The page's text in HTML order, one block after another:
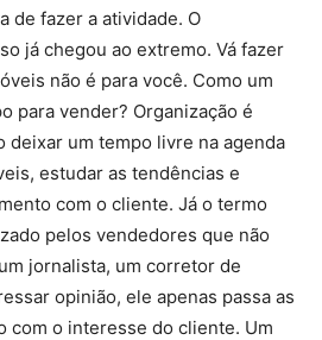
de fazer a atividade. O
já chegou ao extremo. Vá fazer
não é para você. Como um
para vender? Organização é
deixar um tempo livre na agenda
estudar as tendências e
com o cliente. Já o termo
pelos vendedores que não
jornalista, um corretor de
opinião, ele apenas passa as
com o interesse do cliente. Um